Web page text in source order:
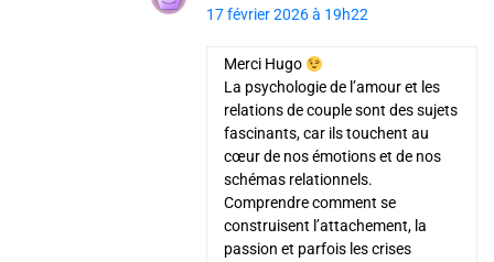
17 février 2026 à 19h22
Merci Hugo
La psychologie de l’amour et les
relations de couple sont des sujets
fascinants, car ils touchent au
cœur de nos émotions et de nos
schémas relationnels.
Comprendre comment se
construisent l’attachement, la
passion et parfois les crises